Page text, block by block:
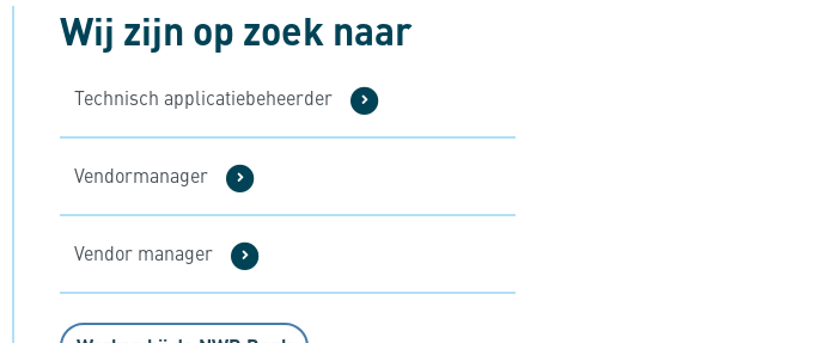
Wij zijn op zoek naar
Technisch applicatiebeheerder
Vendormanager
Vendor manager